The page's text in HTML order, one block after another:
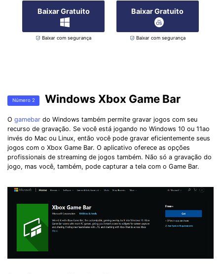
Baixar Gratuito
Baixar com segurança
Baixar Gratuito
Baixar com segurança
Número 2 Windows Xbox Game Bar
O gamebar do Windows também permite gravar jogos com seu
recurso de gravação. Se você está jogando no Windows 10 ou 11ao
invés do Mac ou Linux, então você pode gravar eficientemente seus
jogos com o Xbox Game Bar. O aplicativo oferece as opções
profissionais de streaming de jogos também. Não só a gravação do
jogo, mas você, também, pode capturar a tela com o Game Bar.